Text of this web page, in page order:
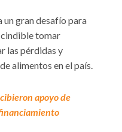
un gran desafío para
tomar
las pérdidas y
alimentos en el país.
apoyo de